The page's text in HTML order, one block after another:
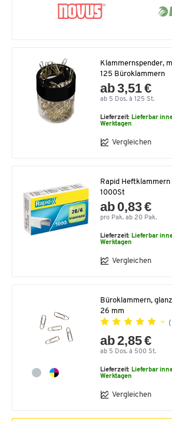
Klammernspender,
125 Büroklammern
ab 3,51 €
ab 5 Dos. à 125 St.
Lieferzeit: Lieferbar
Werktagen
Vergleichen
Rapid
1000St
ab 0,83 €
pro Pak. ab 20 Pak.
Lieferzeit: Lieferbar
Werktagen
Vergleichen
Büroklammern,
26 mm
ab 2,85 €
ab 5 Dos. à 500 St.
Lieferzeit: Lieferbar
Werktagen
Vergleichen